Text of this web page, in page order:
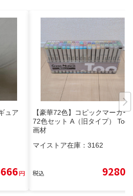
ュア
円
【豪華72色】コピックマーカー
72色セット A（旧タイプ） Too
画材
マイストア在庫： 3162
税込 9280